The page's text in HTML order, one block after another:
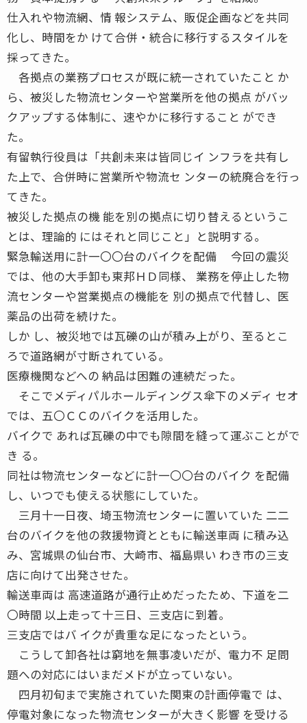
仕入れや物流網、情 報システム、販促企画などを共同
化し、時間をか けて合併・統合に移行するスタイルを
採ってきた。
各拠点の業務プロセスが既に統一されていたこと か
ら、被災した物流センターや営業所を他の拠点 がバッ
クアップする体制に、速やかに移行すること ができ
た。
有留執行役員は「共創未来は皆同じイ ンフラを共有し
た上で、合併時に営業所や物流セ ンターの統廃合を行っ
てきた。
被災した拠点の機 能を別の拠点に切り替えるというこ
とは、理論的 にはそれと同じこと」と説明する。
緊急輸送用に計一〇〇台のバイクを配備 今回の震災
では、他の大手卸も東邦ＨＤ同様、 業務を停止した物
流センターや営業拠点の機能を 別の拠点で代替し、医
薬品の出荷を続けた。
しか し、被災地では瓦礫の山が積み上がり、至るとこ
ろで道路網が寸断されている。
医療機関などへの 納品は困難の連続だった。
そこでメディパルホールディングス傘下のメディ セオ
では、五〇ＣＣのバイクを活用した。
バイクで あれば瓦礫の中でも隙間を縫って運ぶことがで
き る。
同社は物流センターなどに計一〇〇台のバイク を配備
し、いつでも使える状態にしていた。
三月十一日夜、埼玉物流センターに置いていた 二二
台のバイクを他の救援物資とともに輸送車両 に積み込
み、宮城県の仙台市、大崎市、福島県い わき市の三支
店に向けて出発させた。
輸送車両は 高速道路が通行止めだったため、下道を二
〇時間 以上走って十三日、三支店に到着。
三支店ではバ イクが貴重な足になったという。
こうして卸各社は窮地を無事凌いだが、電力不 足問
題への対応にはいまだメドが立っていない。
四月初旬まで実施されていた関東の計画停電で は、
停電対象になった物流センターが大きく影響 を受ける